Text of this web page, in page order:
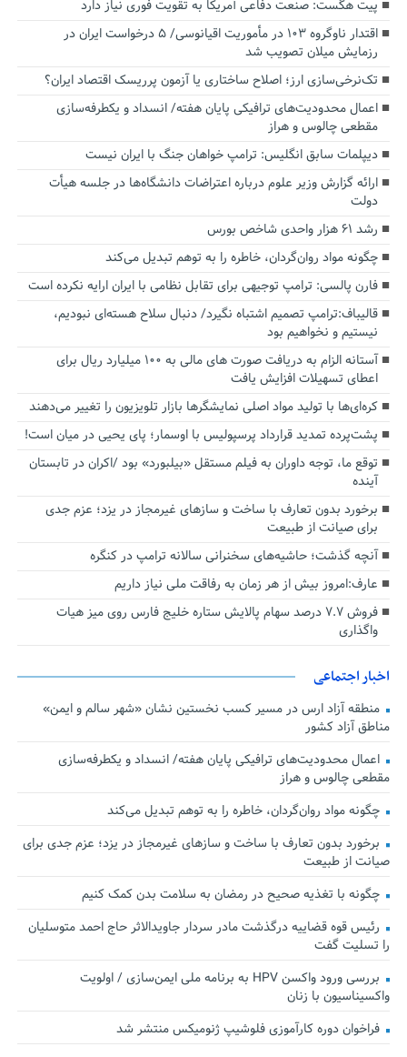
پیت هگست: صنعت دفاعی آمریکا به تقویت فوری نیاز دارد
اقتدار ناوگروه ۱۰۳ در مأموریت‌ اقیانوسی/ ۵ درخواست ایران در
رزمایش میلان تصویب شد
تک‌نرخی‌سازی ارز؛ اصلاح ساختاری یا آزمون پرریسک اقتصاد ایران؟
اعمال محدودیت‌های ترافیکی پایان هفته/ انسداد و یکطرفه‌سازی
مقطعی چالوس و هراز
دیپلمات سابق انگلیس:‌ ترامپ خواهان جنگ با ایران نیست
ارائه گزارش وزیر علوم درباره اعتراضات دانشگاه‌ها در جلسه هیأت
دولت
رشد ۶۱ هزار واحدی شاخص بورس
چگونه مواد روان‌گردان، خاطره را به توهم تبدیل می‌کند
فارن پالسی: ترامپ توجیهی برای تقابل نظامی با ایران ارایه نکرده است
قالیباف:ترامپ تصمیم اشتباه نگیرد/ دنبال سلاح هسته‌ای نبودیم،
نیستیم و نخواهیم بود
آستانه الزام به دریافت صورت های مالی به ۱۰۰ میلیارد ریال برای
اعطای تسهیلات افزایش یافت
کره‌ای‌ها با تولید مواد اصلی نمایشگرها بازار تلویزیون را تغییر می‌دهند
پشت‌پرده تمدید قرارداد پرسپولیس با اوسمار؛ پای یحیی در میان است!
توقع ما، توجه داوران به فیلم مستقل «بیلبورد» بود /اکران در تابستان
آینده
برخورد بدون تعارف با ساخت‌ و سازهای غیرمجاز در یزد؛ عزم جدی
برای صیانت از طبیعت
آنچه گذشت؛ حاشیه‌های سخنرانی سالانه ترامپ در کنگره
عارف:امروز بیش از هر زمان به رفاقت ملی نیاز داریم
فروش ۷.۷ درصد سهام پالایش ستاره خلیج فارس روی میز هیات
واگذاری
اخبار اجتماعی
منطقه آزاد ارس در مسیر کسب نخستین نشان «شهر سالم و ایمن»
مناطق آزاد کشور
اعمال محدودیت‌های ترافیکی پایان هفته/ انسداد و یکطرفه‌سازی
مقطعی چالوس و هراز
چگونه مواد روان‌گردان، خاطره را به توهم تبدیل می‌کند
برخورد بدون تعارف با ساخت‌ و سازهای غیرمجاز در یزد؛ عزم جدی برای
صیانت از طبیعت
چگونه با تغذیه صحیح در رمضان به سلامت بدن کمک کنیم
رئیس قوه قضاییه درگذشت مادر سردار جاویدالاثر حاج احمد متوسلیان
را تسلیت گفت
بررسی ورود واکسن HPV به برنامه ملی ایمن‌سازی / اولویت
واکسیناسیون با زنان
فراخوان دوره کارآموزی فلوشیپ ژنومیکس منتشر شد